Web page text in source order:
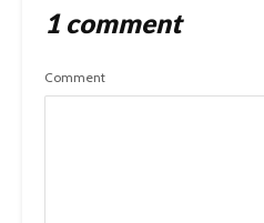
1 comment
Comment